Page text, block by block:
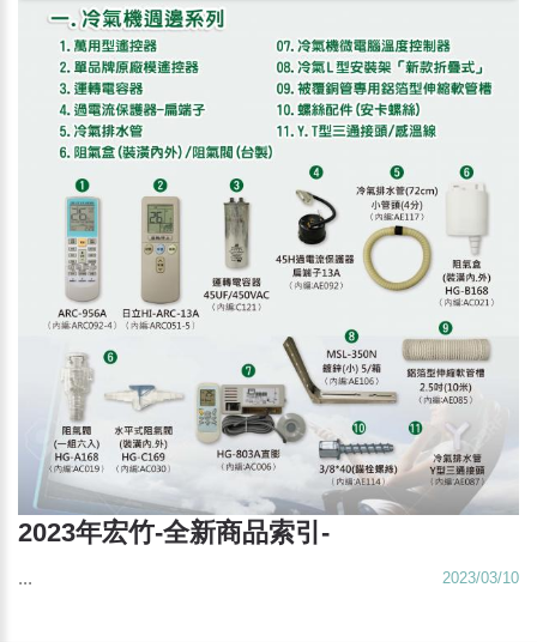
2023年宏竹-全新商品索引-
2023/03/10
...